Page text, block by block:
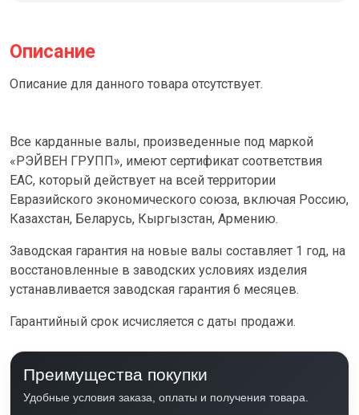
Описание
Описание для данного товара отсутствует.
Все карданные валы, произведенные под маркой
«РЭЙВЕН ГРУПП», имеют сертификат соответствия
ЕАС, который действует на всей территории
Евразийского экономического союза, включая Россию,
Казахстан, Беларусь, Кыргызстан, Армению.
Заводская гарантия на новые валы составляет 1 год, на
восстановленные в заводских условиях изделия
устанавливается заводская гарантия 6 месяцев.
Гарантийный срок исчисляется с даты продажи.
Преимущества покупки
Удобные условия заказа, оплаты и получения товара.